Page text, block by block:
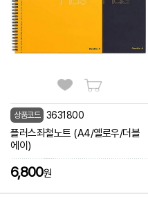
상품코드 3631800
플러스좌철노트 (A4/옐로우/더블
에이)
6,800원